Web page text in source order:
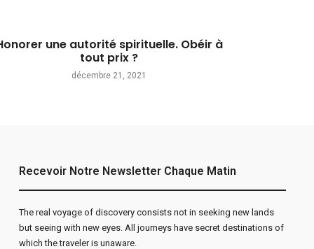
une autorité spirituelle. Obéir à
tout prix ?
décembre 21, 2021
Recevoir Notre Newsletter Chaque Matin
The real voyage of discovery consists not in seeking new lands
but seeing with new eyes. All journeys have secret destinations of
which the traveler is unaware.